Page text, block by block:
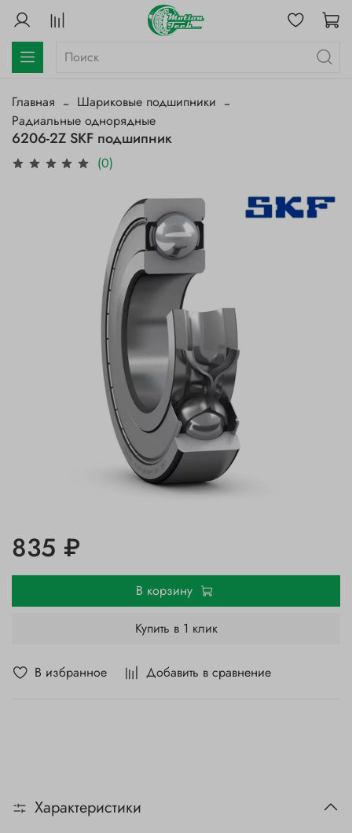
Главная
Шариковые подшипники
Радиальные однорядные
6206-2Z SKF подшипник
(0)
В избранное Добавить в сравнение
835 ₽
В корзину
Купить в 1 клик
Характеристики